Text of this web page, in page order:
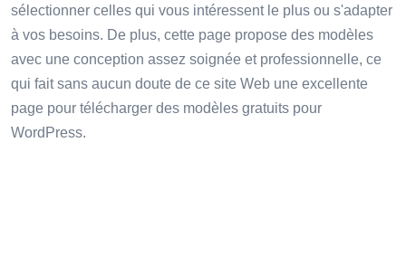
sélectionner celles qui vous intéressent le plus ou s'adapter
à vos besoins. De plus, cette page propose des modèles
avec une conception assez soignée et professionnelle, ce
qui fait sans aucun doute de ce site Web une excellente
page pour télécharger des modèles gratuits pour
WordPress.